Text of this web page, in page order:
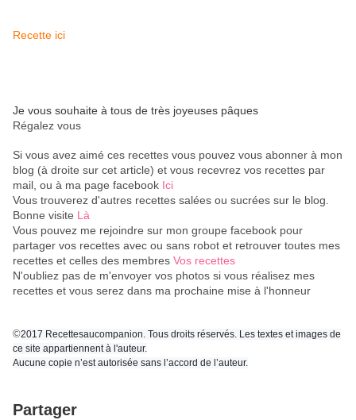
Recette ici
Je vous souhaite à tous de très joyeuses pâques
Régalez vous
Si vous avez aimé ces recettes vous pouvez vous abonner à mon
blog (à droite sur cet article) et vous recevrez vos recettes par
mail, ou à ma page facebook Ici
Vous trouverez d'autres recettes salées ou sucrées sur le blog.
Bonne visite Là
Vous pouvez me rejoindre sur mon groupe facebook pour
partager vos recettes avec ou sans robot et retrouver toutes mes
recettes et celles des membres Vos recettes
N'oubliez pas de m'envoyer vos photos si vous réalisez mes
recettes et vous serez dans ma prochaine mise à l'honneur
©2017 Recettesaucompanion. Tous droits réservés. Les textes et images de
ce site appartiennent à l'auteur.
Aucune copie n’est autorisée sans l’accord de l’auteur.
Partager